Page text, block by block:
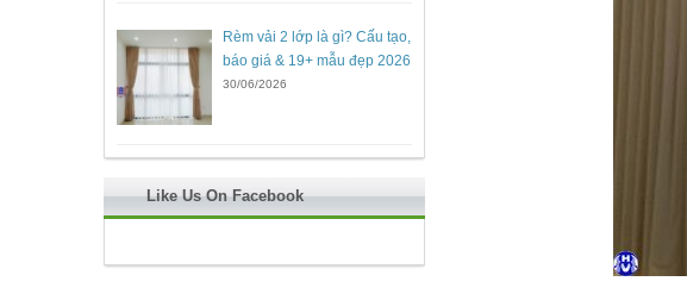
Rèm vải 2 lớp là gì? Cấu tạo,
báo giá & 19+ mẫu đẹp 2026
30/06/2026
Like Us On Facebook